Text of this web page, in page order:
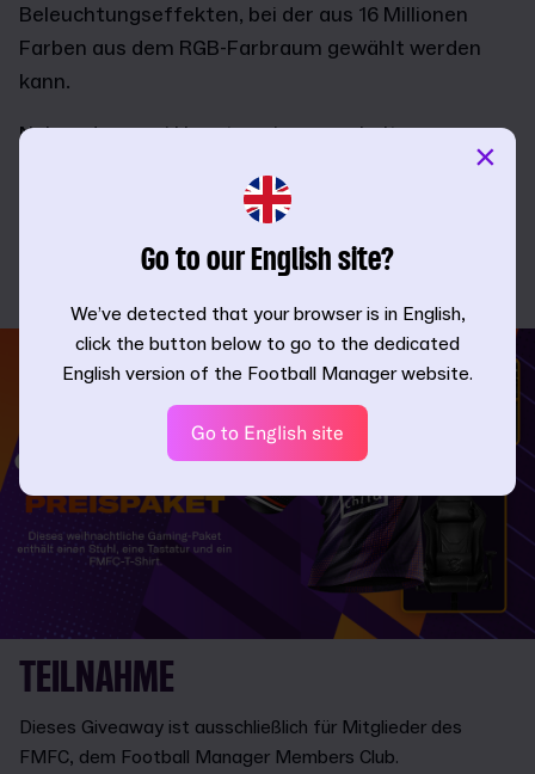
Beleuchtungseffekten, bei der aus 16 Millionen
Farben aus dem RGB-Farbraum gewählt werden
kann.
Neben den zwei Hauptgewinnern erhalten
Die Anmeldefrist endet Montag, den 8. Januar um
TEILNAHME
Dieses Giveaway ist ausschließlich für Mitglieder des
FMFC, dem Football Manager Members Club.
Go to our English site?
We’ve detected that your browser is in English,
click the button below to go to the dedicated
English version of the Football Manager website.
Go to English site
×